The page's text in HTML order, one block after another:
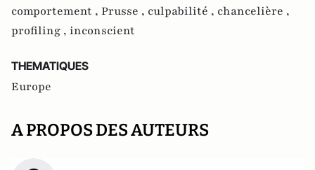
comportement , Prusse , culpabilité , chancelière ,
profiling , inconscient
THEMATIQUES
Europe
A PROPOS DES AUTEURS